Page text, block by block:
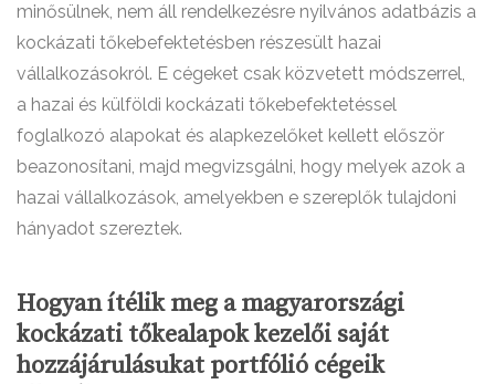
minősülnek, nem áll rendelkezésre nyilvános adatbázis a
kockázati tőkebefektetésben részesült hazai
vállalkozásokról. E cégeket csak közvetett módszerrel,
a hazai és külföldi kockázati tőkebefektetéssel
foglalkozó alapokat és alapkezelőket kellett először
beazonosítani, majd megvizsgálni, hogy melyek azok a
hazai vállalkozások, amelyekben e szereplők tulajdoni
hányadot szereztek.
Hogyan ítélik meg a magyarországi
kockázati tőkealapok kezelői saját
hozzájárulásukat portfólió cégeik